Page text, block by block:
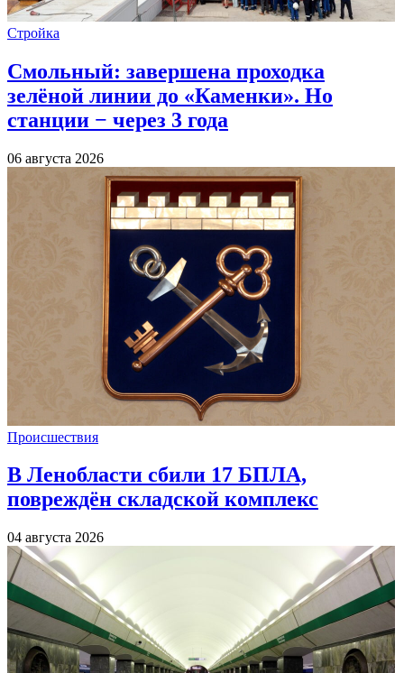
Стройка
Смольный: завершена проходка
зелёной линии до «Каменки». Но
станции − через 3 года
06 августа 2026
Происшествия
В Ленобласти сбили 17 БПЛА,
повреждён складской комплекс
04 августа 2026